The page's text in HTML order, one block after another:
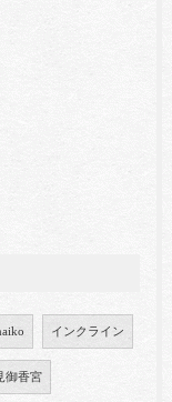
インクライン
御香宮